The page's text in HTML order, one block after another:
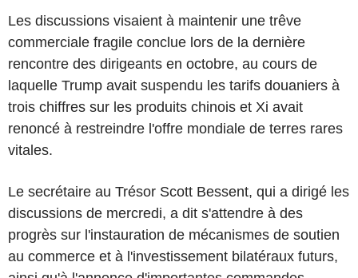
Les discussions visaient à maintenir une trêve
commerciale fragile conclue lors de la dernière
rencontre des dirigeants en octobre, au cours de
laquelle Trump avait suspendu les tarifs douaniers à
trois chiffres sur les produits chinois et Xi avait
renoncé à restreindre l'offre mondiale de terres rares
vitales.
Le secrétaire au Trésor Scott Bessent, qui a dirigé les
discussions de mercredi, a dit s'attendre à des
progrès sur l'instauration de mécanismes de soutien
au commerce et à l'investissement bilatéraux futurs,